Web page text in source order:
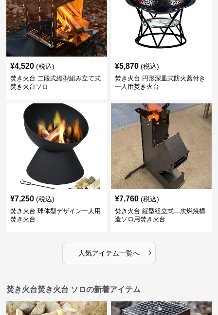
¥4,520 (税込)
焚き火台 二段式縦型組み立て式
焚き火台ソロ
¥5,870 (税込)
焚き火台 円形深皿式防火蓋付き
一人用焚き火台
¥7,250 (税込)
焚き火台 球体型デザイン一人用
焚き火台
¥7,760 (税込)
焚き火台 縦型組立式二次燃焼構
造ソロ用焚き火台
人気アイテム一覧へ ›
焚き火台焚き火台 ソロの新着アイテム